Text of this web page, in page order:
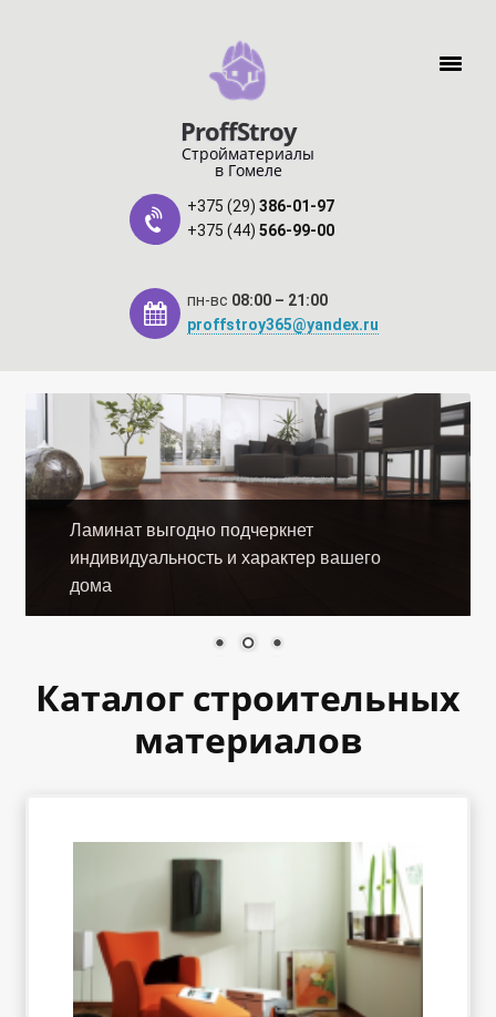
Перейти к содержимому
ProffStroy
Стройматериалы
в Гомеле
+375 (29) 386-01-97
+375 (44) 566-99-00
пн-вс 08:00 – 21:00
proffstroy365@yandex.ru
Главная
«SMART Карта»
«Карта FUN»
«Карта МАГНИТ»
«Карта Халва»
Оплата
Рассрочка
Ламинат выгодно подчеркнет
индивидуальность и характер вашего
дома
Каталог строительных
материалов